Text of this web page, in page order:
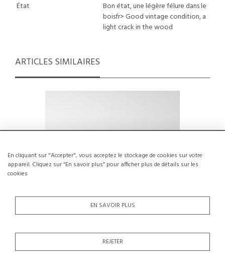
En cliquant sur "Accepter", vous acceptez le stockage de cookies sur votre
appareil. Cliquez sur “En savoir plus” pour afficher plus de détails sur les
cookies
EN SAVOIR PLUS
REJETER
État
Bon état, une légère félure dans le
boisfr>Good vintage condition, a
light crack in the wood
ARTICLES SIMILAIRES
Pierre Guariche : Portemanteau pour La
Plagne, circa 1968
Suite